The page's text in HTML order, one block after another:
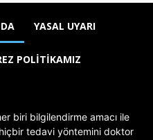
YASAL UYARI
POLITIKAMIZ
biri bilgilendirme amacı ile
hiçbir tedavi yöntemini doktor